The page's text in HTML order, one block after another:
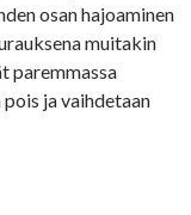
osan hajoaminen
muitakin
paremmassa
ja vaihdetaan